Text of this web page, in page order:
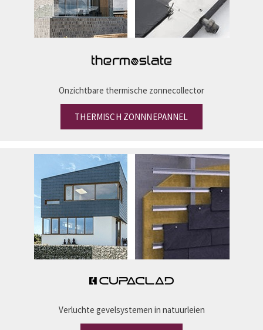
Onzichtbare thermische zonnecollector
THERMISCH ZONNNEPANNEL
Verluchte gevelsystemen in natuurleien